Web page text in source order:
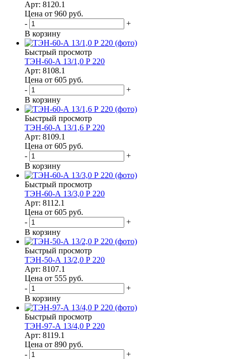
Арт: 8120.1
Цена от 960 руб.
-
+
В корзину
Быстрый просмотр
ТЭН-60-А 13/1,0 Р 220
Арт: 8108.1
Цена от 605 руб.
-
+
В корзину
Быстрый просмотр
ТЭН-60-А 13/1,6 Р 220
Арт: 8109.1
Цена от 605 руб.
-
+
В корзину
Быстрый просмотр
ТЭН-60-А 13/3,0 Р 220
Арт: 8112.1
Цена от 605 руб.
-
+
В корзину
Быстрый просмотр
ТЭН-50-А 13/2,0 Р 220
Арт: 8107.1
Цена от 555 руб.
-
+
В корзину
Быстрый просмотр
ТЭН-97-А 13/4,0 Р 220
Арт: 8119.1
Цена от 890 руб.
-
+